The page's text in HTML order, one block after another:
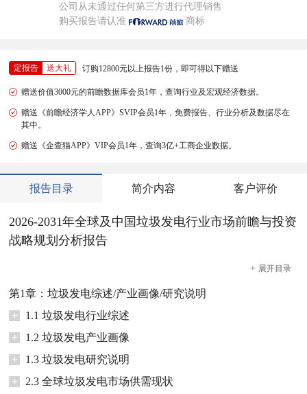
公司从未通过任何第三方进行代理销售
购买报告请认准
商标
定报告 送大礼 订购12800元以上报告1份，即可得以下赠送
赠送价值3000元的前瞻数据库会员1年，查询行业及宏观经济数据。
赠送《前瞻经济学人APP》SVIP会员1年，免费报告、行业分析及数据尽在
其中。
赠送《企查猫APP》VIP会员1年，查询3亿+工商企业数据。
报告目录 简介内容 客户评价
2026-2031年全球及中国垃圾发电行业市场前瞻与投资
战略规划分析报告
+ 展开目录
第1章：垃圾发电综述/产业画像/研究说明
+
1.1 垃圾发电行业综述
+
1.2 垃圾发电产业画像
+
1.3 垃圾发电研究说明
+
2.3 全球垃圾发电市场供需现状